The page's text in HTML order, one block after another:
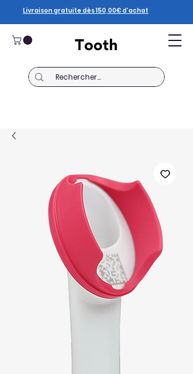
Livraison gratuite dès 150,00€ d’achat